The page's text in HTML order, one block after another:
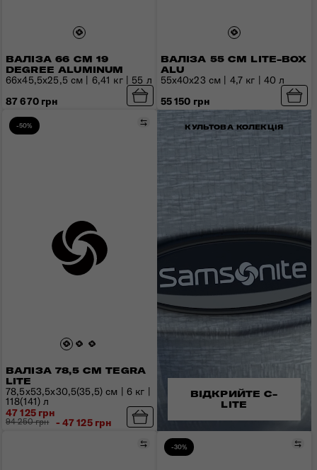
ВАЛІЗА 66 СМ 19
DEGREE ALUMINUM
66x45,5x25,5 см | 6,41 кг | 55 л
87 670 грн
ВАЛІЗА 55 СМ LITE-BOX
ALU
55x40x23 см | 4,7 кг | 40 л
55 150 грн
-50%
ВАЛІЗА 78,5 СМ TEGRA
LITE
Порівняти
78,5x53,5х30,5(35,5) см | 6 кг |
118(141) л
47 125 грн
94 250 грн - 47 125 грн
Порівняти
-30%
КУЛЬТОВА КОЛЕКЦІЯ
ВІДКРИЙТЕ C-
LITE